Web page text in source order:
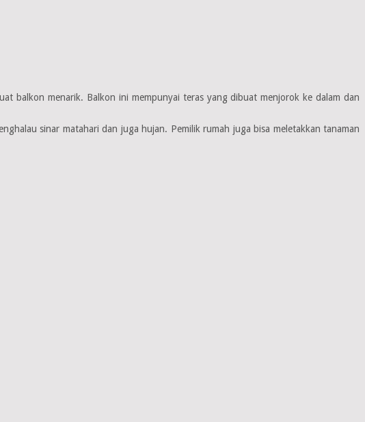
balkon menarik. Balkon ini mempunyai teras yang dibuat menjorok ke dalam dan
sinar matahari dan juga hujan. Pemilik rumah juga bisa meletakkan tanaman